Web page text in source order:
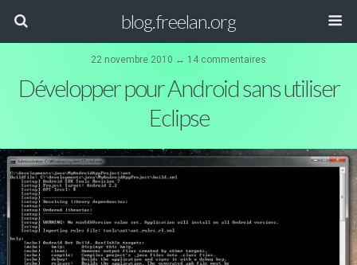
blog.freelan.org
22 novembre 2010 ↔ 14 commentaires
Développer pour Android sans utiliser
Eclipse